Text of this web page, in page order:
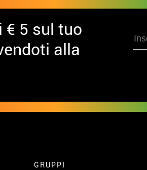
€ 5 sul tuo
alla
GRUPPI